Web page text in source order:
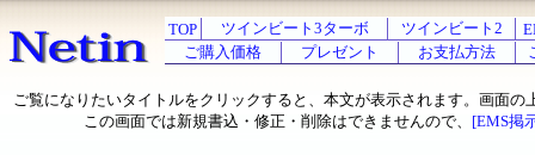
TOP ツインビート3ターボ ツインビート2
ご購入価格
プレゼント お支払方法
ご覧になりたいタイトルをクリックすると、本文が表示されます。画面の
この画面では新規書込・修正・削除はできませんので、 [EMS掲